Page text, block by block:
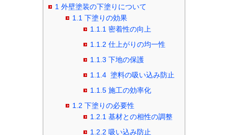
1 外壁塗装の下塗りについて
1.1 下塗りの効果
1.1.1 密着性の向上
1.1.2 仕上がりの均一性
1.1.3 下地の保護
1.1.4塗料の吸い込み防止
1.1.5施工の効率化
1.2 下塗りの必要性
1.2.1 基材との相性の調整
1.2.2 吸い込み防止